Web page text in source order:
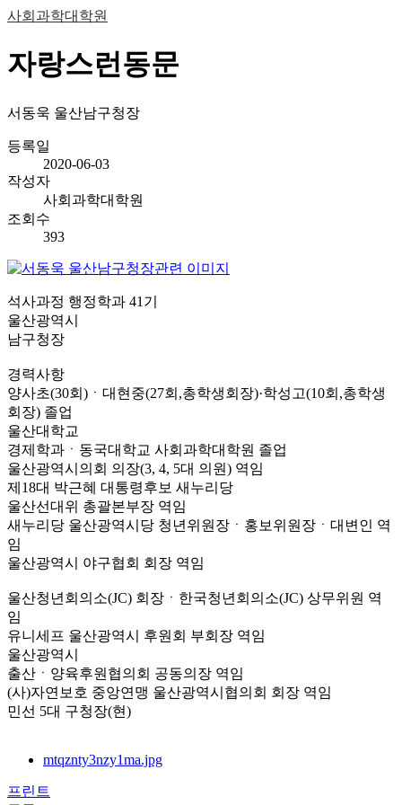
사회과학대학원
자랑스런동문
서동욱 울산남구청장
등록일
2020-06-03
작성자
사회과학대학원
조회수
393
석사과정 행정학과 41기
울산광역시
남구청장
경력사항
양사초(30회)ㆍ대현중(27회,총학생회장)·학성고(10회,총학생
회장) 졸업
울산대학교
경제학과ㆍ동국대학교 사회과학대학원 졸업
울산광역시의회 의장(3, 4, 5대 의원) 역임
제18대 박근혜 대통령후보 새누리당
울산선대위 총괄본부장 역임
새누리당 울산광역시당 청년위원장ㆍ홍보위원장ㆍ대변인 역
임
울산광역시 야구협회 회장 역임
울산청년회의소(JC) 회장ㆍ한국청년회의소(JC) 상무위원 역
임
유니세프 울산광역시 후원회 부회장 역임
울산광역시
출산ㆍ양육후원협의회 공동의장 역임
(사)자연보호 중앙연맹 울산광역시협의회 회장 역임
민선 5대 구청장(현)
mtqznty3nzy1ma.jpg
프린트